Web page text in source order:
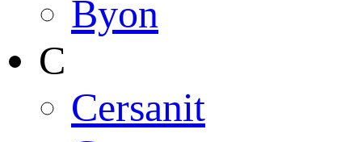
Byon
C
Cersanit